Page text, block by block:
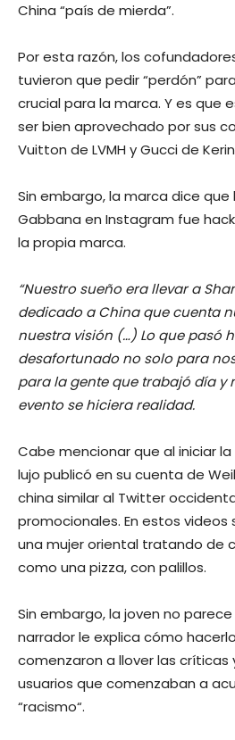
China “país de mierda”.
Por esta razón, los
tuvieron que pedir “perdón”
crucial para la marca. Y es que
ser bien aprovechado por sus
Vuitton de LVMH y Gucci de
Sin embargo, la marca dice
Gabbana en Instagram fue
la propia marca.
“Nuestro sueño era llevar a
dedicado a China que cuenta
nuestra visión (…) Lo que pasó
desafortunado no solo para
para la gente que trabajó día y
evento se hiciera realidad.
Cabe mencionar que al iniciar
lujo publicó en su cuenta de
china similar al Twitter
promocionales. En estos
una mujer oriental tratando de
como una pizza, con palillos.
Sin embargo, la joven no
narrador le explica cómo
comenzaron a llover las críticas
usuarios que comenzaban a
“racismo“.